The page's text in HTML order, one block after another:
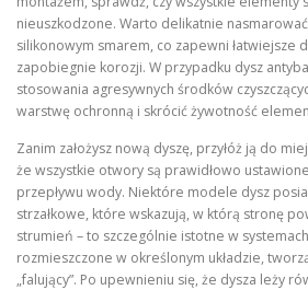
nieuszkodzone. Warto delikatnie
silikonowym smarem, co zapewni łatwiejsze
zapobiegnie korozji. W przypadku dysz
stosowania agresywnych środków
warstwę ochronną i skrócić żywotność
Zanim założysz nową dyszę, przyłóż ją do
że wszystkie otwory są prawidłowo
przepływu wody. Niektóre modele dysz
strzałkowe, które wskazują, w którą stronę
strumień – to szczególnie istotne w
rozmieszczone w określonym układzie,
„falujący”. Po upewnieniu się, że dysza leży